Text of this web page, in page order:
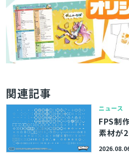
関連記事
ニュース
FPS制
素材が
ットパ